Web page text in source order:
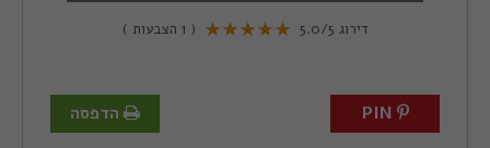
דירוג 5.0/5
(
1 הצבעות )
הדפסה